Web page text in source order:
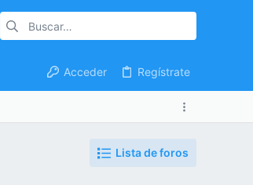
Acceder Regístrate
Lista de foros